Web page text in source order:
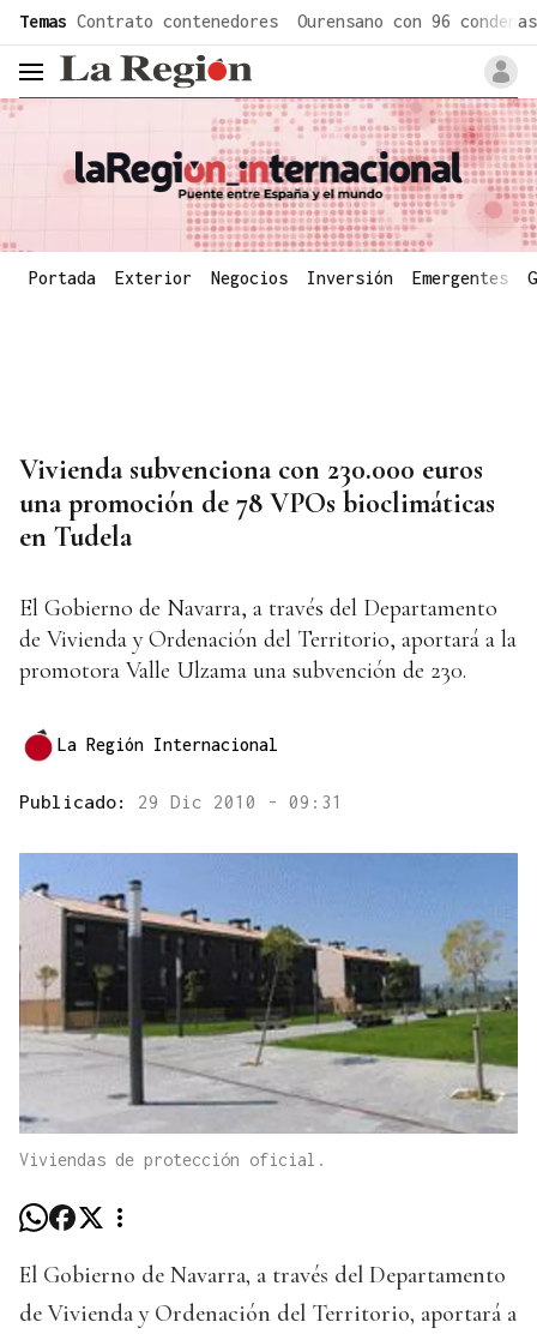
Temas Contrato contenedores Ourensano con 96 condenas
header.menu.open
Portada Exterior Negocios Inversión Emergentes
Vivienda subvenciona con 230.000 euros
una promoción de 78 VPOs bioclimáticas
en Tudela
El Gobierno de Navarra, a través del Departamento
de Vivienda y Ordenación del Territorio, aportará a la
promotora Valle Ulzama una subvención de 230.
La Región Internacional
Publicado: 29 Dic 2010 - 09:31
Viviendas de protección oficial.
El Gobierno de Navarra, a través del Departamento
de Vivienda y Ordenación del Territorio, aportará a